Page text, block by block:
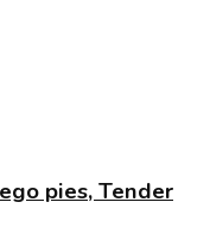
pies, Tender